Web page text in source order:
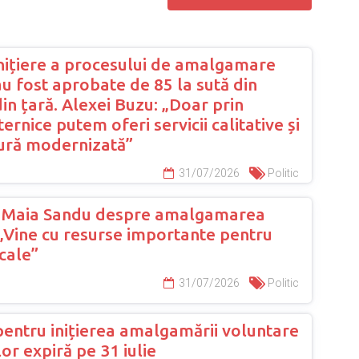
a procesului de amalgamare
fost aprobate de 85 la sută din
țară. Alexei Buzu: „Doar prin
putem oferi servicii calitative și
modernizată”
31/07/2026 Politic
Sandu despre amalgamarea
cu resurse importante pentru
31/07/2026 Politic
inițierea amalgamării voluntare
expiră pe 31 iulie